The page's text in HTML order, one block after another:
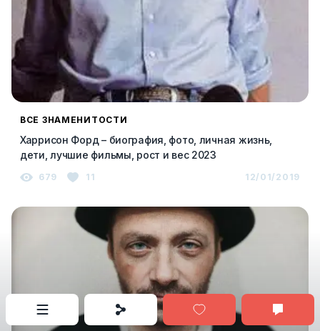
ВСЕ ЗНАМЕНИТОСТИ
Харрисон Форд – биография, фото, личная жизнь,
дети, лучшие фильмы, рост и вес 2023
679 11 12/01/2019